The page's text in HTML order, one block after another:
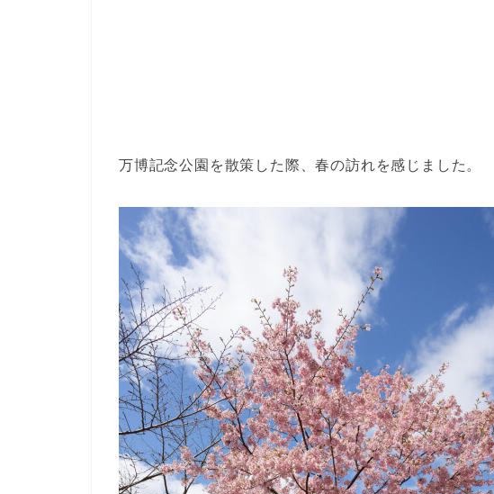
万博記念公園を散策した際、春の訪れを感じました。